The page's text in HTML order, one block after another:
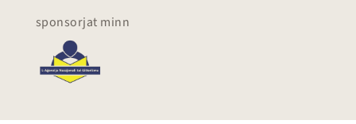
sponsorjat minn